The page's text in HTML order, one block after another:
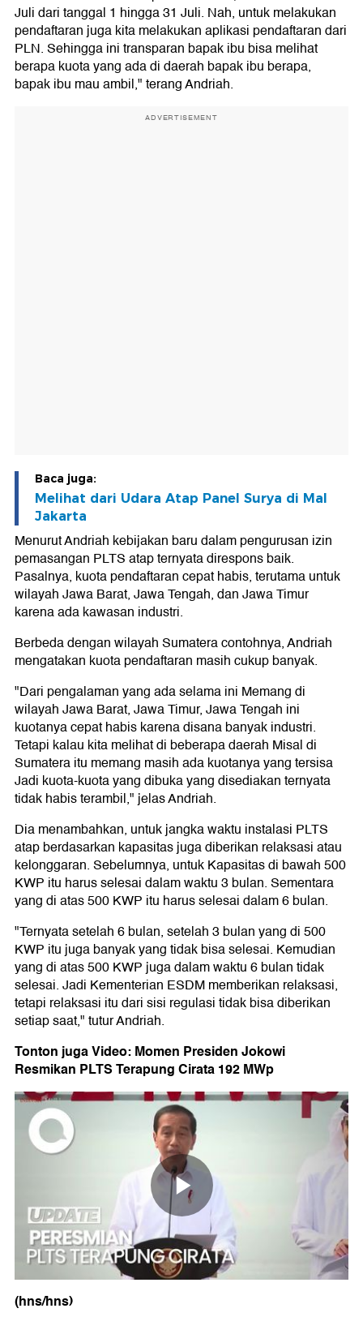
Juli dari tanggal 1 hingga 31 Juli. Nah, untuk melakukan
pendaftaran juga kita melakukan aplikasi pendaftaran dari
PLN. Sehingga ini transparan bapak ibu bisa melihat
berapa kuota yang ada di daerah bapak ibu berapa,
bapak ibu mau ambil," terang Andriah.
ADVERTISEMENT
Baca juga:
Melihat dari Udara Atap Panel Surya di Mal
Jakarta
Menurut Andriah kebijakan baru dalam pengurusan izin
pemasangan PLTS atap ternyata direspons baik.
Pasalnya, kuota pendaftaran cepat habis, terutama untuk
wilayah Jawa Barat, Jawa Tengah, dan Jawa Timur
karena ada kawasan industri.
Berbeda dengan wilayah Sumatera contohnya, Andriah
mengatakan kuota pendaftaran masih cukup banyak.
"Dari pengalaman yang ada selama ini Memang di
wilayah Jawa Barat, Jawa Timur, Jawa Tengah ini
kuotanya cepat habis karena disana banyak industri.
Tetapi kalau kita melihat di beberapa daerah Misal di
Sumatera itu memang masih ada kuotanya yang tersisa
Jadi kuota-kuota yang dibuka yang disediakan ternyata
tidak habis terambil," jelas Andriah.
Dia menambahkan, untuk jangka waktu instalasi PLTS
atap berdasarkan kapasitas juga diberikan relaksasi atau
kelonggaran. Sebelumnya, untuk Kapasitas di bawah 500
KWP itu harus selesai dalam waktu 3 bulan. Sementara
yang di atas 500 KWP itu harus selesai dalam 6 bulan.
"Ternyata setelah 6 bulan, setelah 3 bulan yang di 500
KWP itu juga banyak yang tidak bisa selesai. Kemudian
yang di atas 500 KWP juga dalam waktu 6 bulan tidak
selesai. Jadi Kementerian ESDM memberikan relaksasi,
tetapi relaksasi itu dari sisi regulasi tidak bisa diberikan
setiap saat," tutur Andriah.
Tonton juga Video: Momen Presiden Jokowi
Resmikan PLTS Terapung Cirata 192 MWp
(hns/hns)